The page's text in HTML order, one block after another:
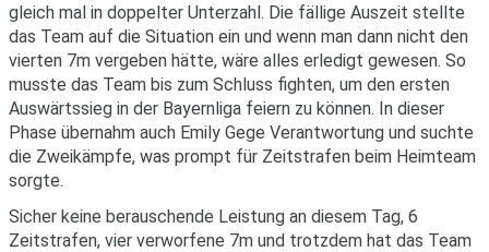
gleich mal in doppelter Unterzahl. Die fällige Auszeit stellte
das Team auf die Situation ein und wenn man dann nicht den
vierten 7m vergeben hätte, wäre alles erledigt gewesen. So
musste das Team bis zum Schluss fighten, um den ersten
Auswärtssieg in der Bayernliga feiern zu können. In dieser
Phase übernahm auch Emily Gege Verantwortung und suchte
die Zweikämpfe, was prompt für Zeitstrafen beim Heimteam
sorgte.
Sicher keine berauschende Leistung an diesem Tag, 6
Zeitstrafen, vier verworfene 7m und trotzdem hat das Team